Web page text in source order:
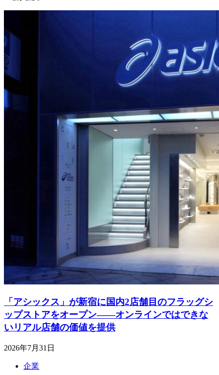
「アシックス」が新宿に国内2店舗目のフラッグシ
ップストアをオープン――オンラインではできな
いリアル店舗の価値を提供
2026年7月31日
企業